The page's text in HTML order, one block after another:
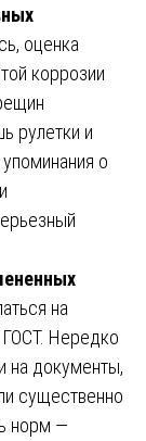
оценка
коррозии
рулетки и
о
на
Нередко
на документы,
существенно
норм —